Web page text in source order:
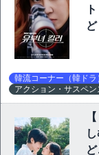
ど
韓流コーナー（韓ドラ
アクション・サスペン